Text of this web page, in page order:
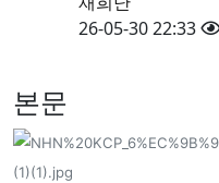
26-05-30 22:33
본문